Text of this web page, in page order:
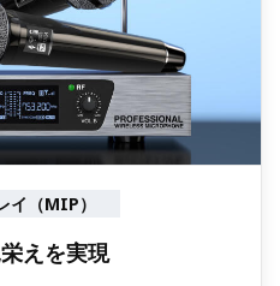
イ（MIP）
えを実現